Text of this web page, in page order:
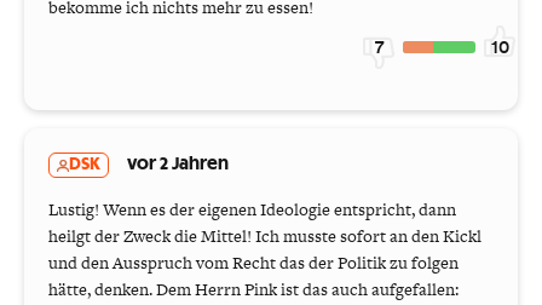
bekomme ich nichts mehr zu essen!
7 10
DSK vor 2 Jahren
Lustig! Wenn es der eigenen Ideologie entspricht, dann
heilgt der Zweck die Mittel! Ich musste sofort an den Kickl
und den Ausspruch vom Recht das der Politik zu folgen
hätte, denken. Dem Herrn Pink ist das auch aufgefallen: